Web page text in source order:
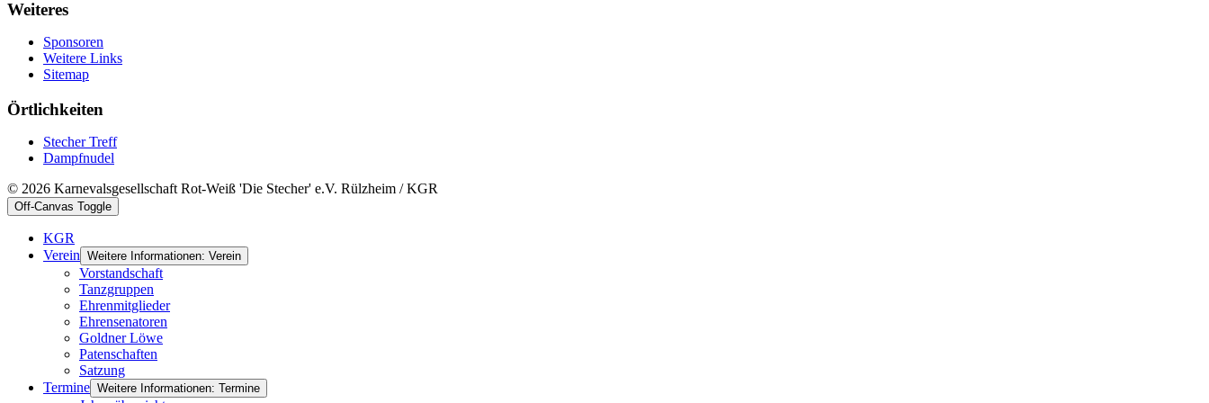
Weiteres
Sponsoren
Weitere Links
Sitemap
Örtlichkeiten
Stecher Treff
Dampfnudel
© 2026 Karnevalsgesellschaft Rot-Weiß 'Die Stecher' e.V. Rülzheim / KGR
Off-Canvas Toggle
KGR
Verein Weitere Informationen: Verein
Vorstandschaft
Tanzgruppen
Ehrenmitglieder
Ehrensenatoren
Goldner Löwe
Patenschaften
Satzung
Termine Weitere Informationen: Termine